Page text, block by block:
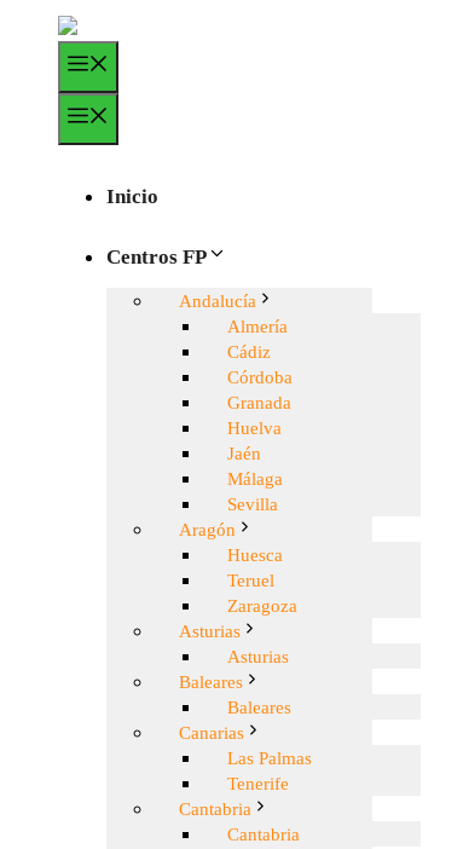
Saltar
contenido
Inicio
Centros FP
Andalucía
Almería
Cádiz
Córdoba
Granada
Huelva
Jaén
Málaga
Sevilla
Aragón
Huesca
Teruel
Zaragoza
Asturias
Asturias
Baleares
Baleares
Canarias
Las Palmas
Tenerife
Cantabria
Cantabria